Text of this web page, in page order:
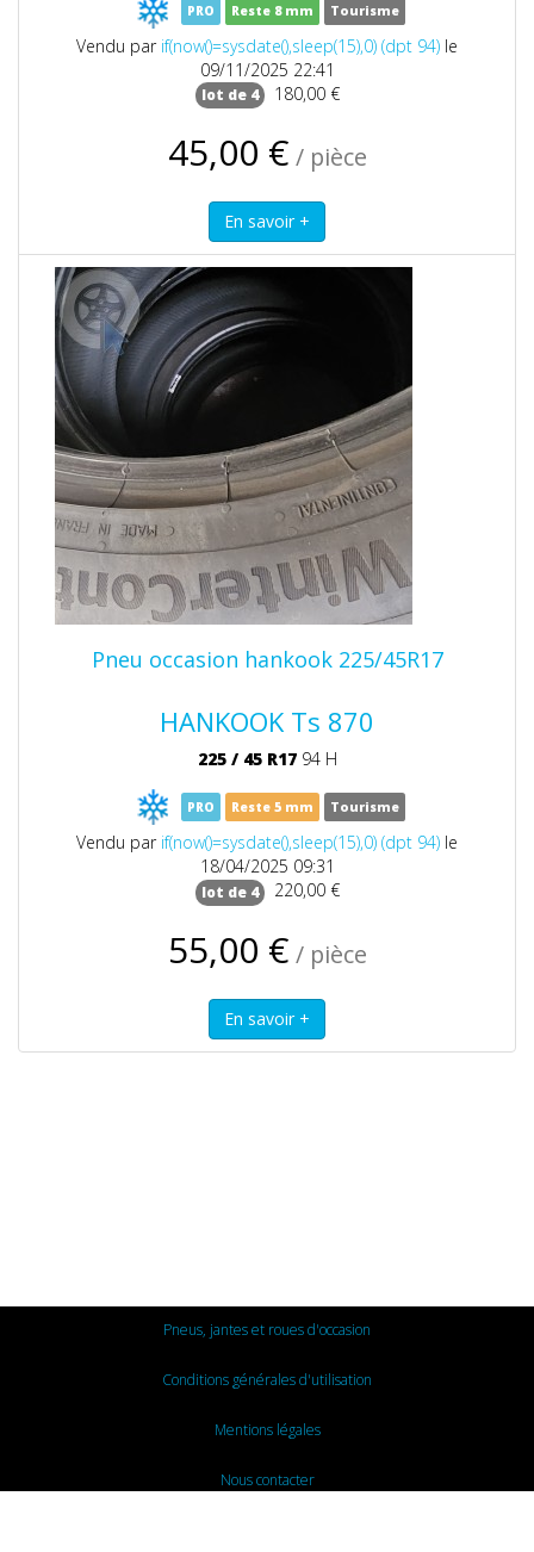
PRO Reste 8 mm Tourisme
Vendu par if(now()=sysdate(),sleep(15),0) (dpt 94) le
09/11/2025 22:41
lot de 4 180,00 €
45,00 € / pièce
Pneu occasion hankook 225/45R17
HANKOOK Ts 870
225 / 45 R1794 H
PRO Reste 5 mm Tourisme
Vendu par if(now()=sysdate(),sleep(15),0) (dpt 94) le
18/04/2025 09:31
lot de 4 220,00 €
55,00 € / pièce
Pneus, jantes et roues d'occasion
Conditions générales d'utilisation
Mentions légales
Nous contacter